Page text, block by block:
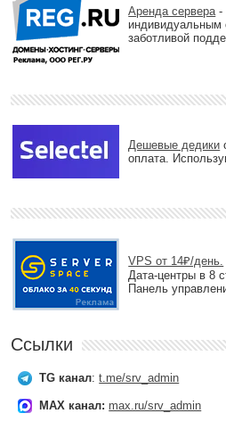
Аренда сервера -
индивидуальным
заботливой
Дешевые дедики
оплата.
VPS от 14₽/день.
Дата-центры в 8
Панель
Ссылки
TG канал:t.me/srv_admin
MAX канал: max.ru/srv_admin